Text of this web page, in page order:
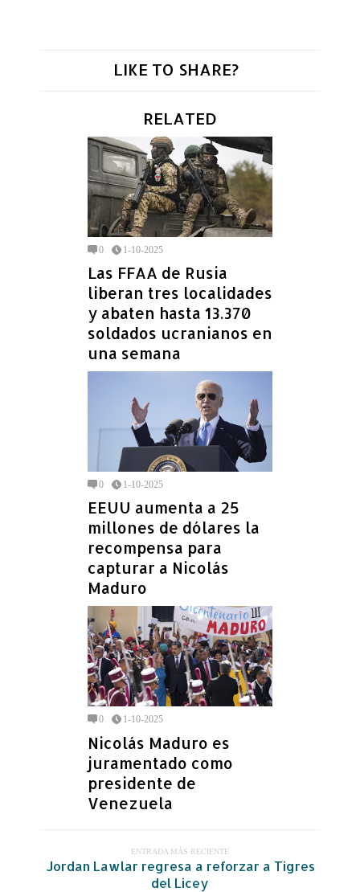
LIKE TO SHARE?
RELATED
0 1-10-2025
Las FFAA de Rusia
liberan tres localidades
y abaten hasta 13.370
soldados ucranianos en
una semana
0 1-10-2025
EEUU aumenta a 25
millones de dólares la
recompensa para
capturar a Nicolás
Maduro
0 1-10-2025
Nicolás Maduro es
juramentado como
presidente de
Venezuela
ENTRADA MÁS RECIENTE
Jordan Lawlar regresa a reforzar a Tigres
del Licey